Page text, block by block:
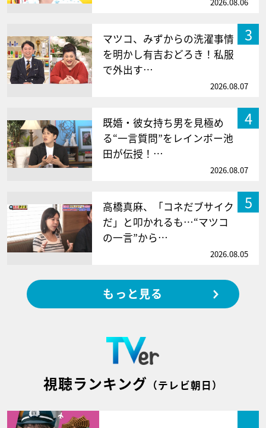
3
マツコ、みずからの洗濯事情
を明かし有吉おどろき！私服
で外出す…
2026.08.07
4
既婚・彼女持ち男を見極め
る“一言質問”をレインボー池
田が伝授！…
2026.08.07
5
高橋真麻、「コネだブサイク
だ」と叩かれるも…“マツコ
の一言”から…
2026.08.05
もっと見る
視聴ランキング （テレビ朝日）